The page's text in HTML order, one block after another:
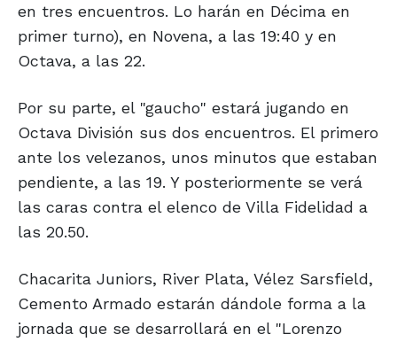
en tres encuentros. Lo harán en Décima en
primer turno), en Novena, a las 19:40 y en
Octava, a las 22.
Por su parte, el "gaucho" estará jugando en
Octava División sus dos encuentros. El primero
ante los velezanos, unos minutos que estaban
pendiente, a las 19. Y posteriormente se verá
las caras contra el elenco de Villa Fidelidad a
las 20.50.
Chacarita Juniors, River Plata, Vélez Sarsfield,
Cemento Armado estarán dándole forma a la
jornada que se desarrollará en el "Lorenzo